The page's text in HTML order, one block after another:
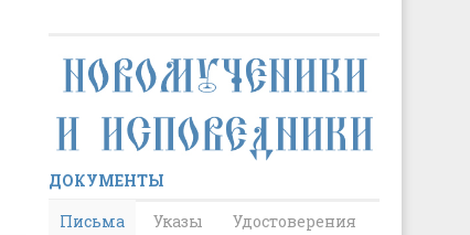
ДОКУМЕНТЫ
Письма
Указы Удостоверения